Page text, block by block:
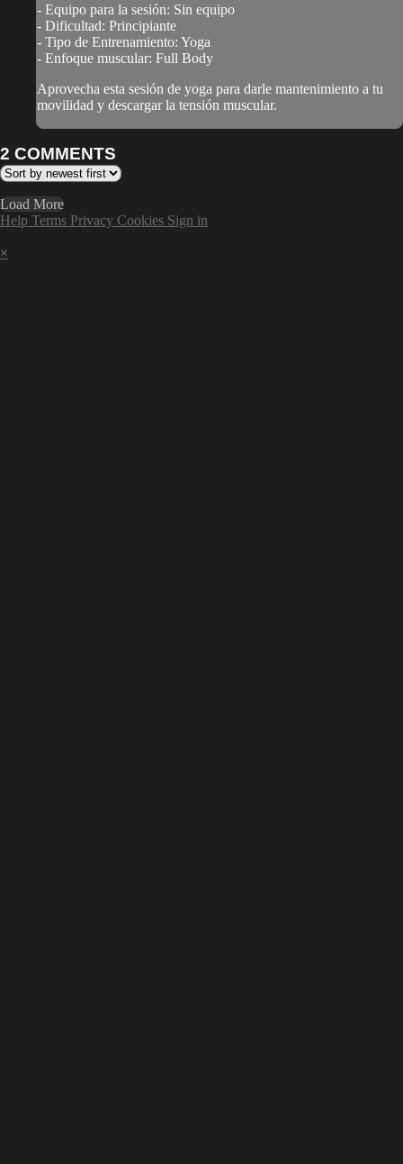
- Equipo para la sesión: Sin equipo
- Dificultad: Principiante
- Tipo de Entrenamiento: Yoga
- Enfoque muscular: Full Body
Aprovecha esta sesión de yoga para darle mantenimiento a tu
movilidad y descargar la tensión muscular.
2 COMMENTS
Load More
Help Terms Privacy Cookies Sign in
×